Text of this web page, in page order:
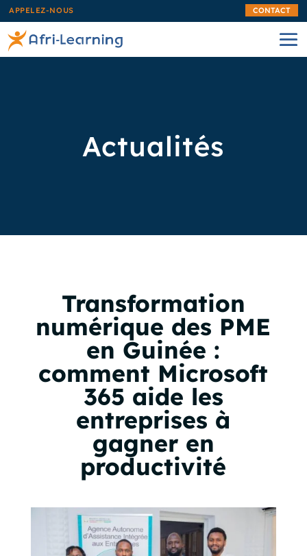
APPELEZ-NOUS CONTACT
Actualités
Transformation
numérique des PME
en Guinée :
comment Microsoft
365 aide les
entreprises à
gagner en
productivité